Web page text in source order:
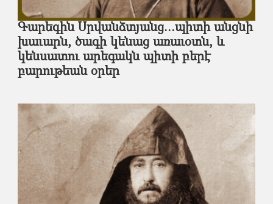
Գարեգին Սրվանձտյանց...պիտի անցնի
խաւարն, ծագի կենաց առաւօտն, եւ
կենսատու արեգակն պիտի բերէ
բարութեան օրեր